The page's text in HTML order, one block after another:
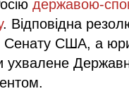
державою-
. Відповідна
Сенату США, а
ухвалене